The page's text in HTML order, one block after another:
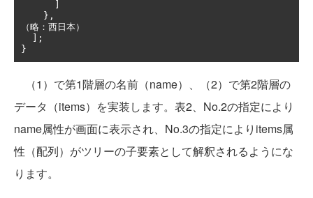
},
（略：西日本）
];
}
（1）で第1階層の名前（name）、（2）で第2階層の
データ（items）を実装します。表2、No.2の指定により
name属性が画面に表示され、No.3の指定によりitems属
性（配列）がツリーの子要素として解釈されるようにな
ります。